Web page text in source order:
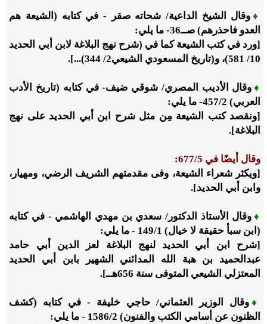
♦وقال الشيخ الداعية/ شحاته صقر - في كتابه (الشيعة هم
العدو فاحذرهم) صــ36- ما يلي:
[ورد في كتب الشيعة كما في (شرح نهج البلاغة لابن أبي الحديد
10
/
581)، و(تاريخ المسعودي الشيعي2
/
344
)...].
♦وقال الأديب المصري/ شوقي ضيف- في كتابه (تاريخ الأدب
العربي) 2
/‏
457- ما يلي:
[ونقصد كتب الشيعة مِن مثل شرح ابن أبي الحديد على نهج
البلاغة].
وقال أيضًا في 5
/‏
677
:
[ويكثر شعراء الشيعة، وفى مقدمتهم الشريف الرضي، ومهيار،
وابن أبي الحديد].
♦وقال الأستاذ الدكتور/ سعدي بن مهدي الهاشمي - في كتابه
(ابن سبأ حقيقة لا خيال) 1
/‏
149 - ما يلي:
[شرح ابن أبي الحديد لنهج البلاغة لعز الدين أبي حامد
عبدالحميد بن هبة الله المدائني الشهير بابن أبي الحديد
المعتزلي الشيعي المتوفى سنة 656هــ].
♦وقال الوزير العثماني/ حاجي خليفة - في كتابه (كشف
الظنون عن أسامي الكتب والفنون) 2
/‏
1586 - ما يلي: